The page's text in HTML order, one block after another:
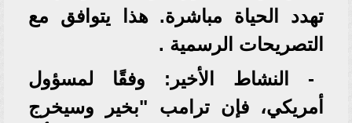
تهدد الحياة مباشرة. هذا يتوافق مع
التصريحات الرسمية .
- النشاط الأخير: وفقًا لمسؤول
أمريكي، فإن ترامب "بخير وسيخرج